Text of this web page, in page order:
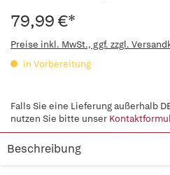
79,99 €*
Preise inkl. MwSt., ggf. zzgl.
in Vorbereitung
Falls Sie eine Lieferung außerhalb
nutzen Sie bitte unser
Beschreibung